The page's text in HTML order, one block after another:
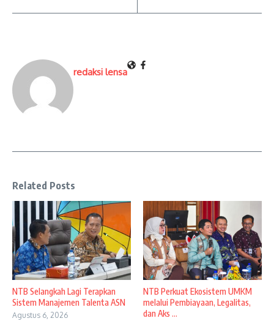
redaksi lensa
Related Posts
NTB Selangkah Lagi Terapkan
Sistem Manajemen Talenta ASN
Agustus 6, 2026
NTB Perkuat Ekosistem UMKM
melalui Pembiayaan, Legalitas,
dan Aks ...